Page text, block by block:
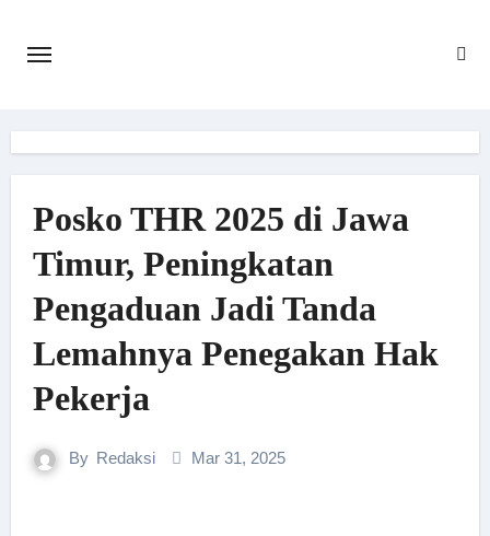
Posko THR 2025 di Jawa
Timur, Peningkatan
Pengaduan Jadi Tanda
Lemahnya Penegakan Hak
Pekerja
By Redaksi Mar 31, 2025